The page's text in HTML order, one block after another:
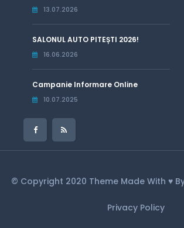
13.07.2026
SALONUL AUTO PITEȘTI 2026!
16.06.2026
Campanie Informare Online
10.07.2025
© Copyright 2020 Theme Made With ♥
Privacy Policy